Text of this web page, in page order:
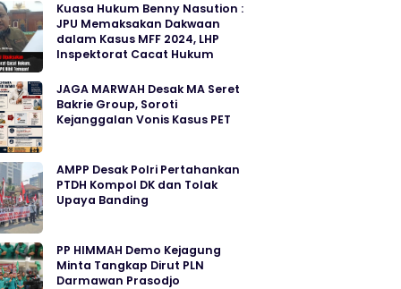
Kuasa Hukum Benny Nasution :
JPU Memaksakan Dakwaan
dalam Kasus MFF 2024, LHP
Inspektorat Cacat Hukum
JAGA MARWAH Desak MA Seret
Bakrie Group, Soroti
Kejanggalan Vonis Kasus PET
AMPP Desak Polri Pertahankan
PTDH Kompol DK dan Tolak
Upaya Banding
PP HIMMAH Demo Kejagung
Minta Tangkap Dirut PLN
Darmawan Prasodjo